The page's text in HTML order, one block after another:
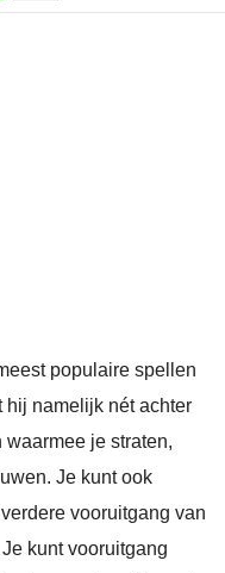
populaire spellen
hij namelijk nét achter
waarmee je straten,
Je kunt ook
vooruitgang van
kunt vooruitgang